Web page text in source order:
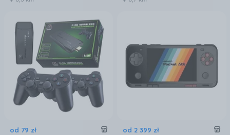
od 79 zł od 2 399 zł